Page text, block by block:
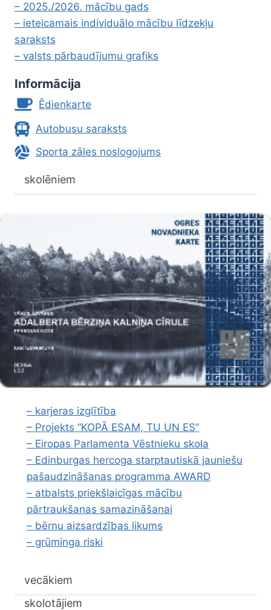
– 2025./2026. mācību gads
– ieteicamais individuālo mācību līdzekļu
saraksts
– valsts pārbaudījumu grafiks
Informācija
Ēdienkarte
Autobusu saraksts
Sporta zāles noslogojums
skolēniem
– karjeras izglītība
– Projekts “KOPĀ ESAM, TU UN ES”
– Eiropas Parlamenta Vēstnieku skola
– Edinburgas hercoga starptautiskā jauniešu
pašaudzināšanas programma AWARD
– atbalsts priekšlaicīgas mācību
pārtraukšanas samazināšanai
– bērnu aizsardzības likums
– grūminga riski
vecākiem
skolotājiem